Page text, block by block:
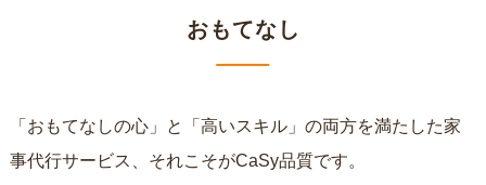
おもてなし
「おもてなしの心」と「高いスキル」の両方を満たした家
事代行サービス、それこそがCaSy品質です。